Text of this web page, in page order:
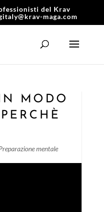
del Krav
maga.com
MODO
mentale